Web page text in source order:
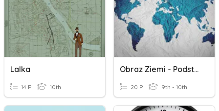
Lalka
14 P 10th
Obraz Ziemi - Podstawa
20 P 9th - 10th